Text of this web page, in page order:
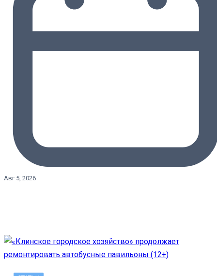
Авг 5, 2026